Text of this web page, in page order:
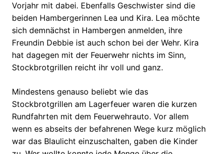
Vorjahr mit dabei. Ebenfalls Geschwister sind die
beiden Hambergerinnen Lea und Kira. Lea möchte
sich demnächst in Hambergen anmelden, ihre
Freundin Debbie ist auch schon bei der Wehr. Kira
hat dagegen mit der Feuerwehr nichts im Sinn,
Stockbrotgrillen reicht ihr voll und ganz.
Mindestens genauso beliebt wie das
Stockbrotgrillen am Lagerfeuer waren die kurzen
Rundfahrten mit dem Feuerwehrauto. Vor allem
wenn es abseits der befahrenen Wege kurz möglich
war das Blaulicht einzuschalten, gaben die Kinder